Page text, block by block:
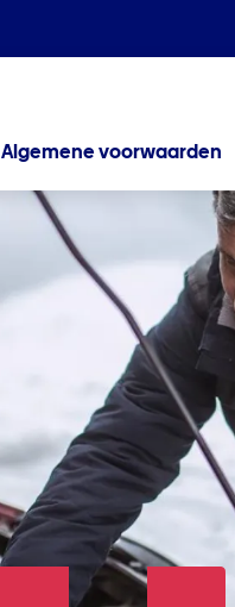
Algemene voorwaarden